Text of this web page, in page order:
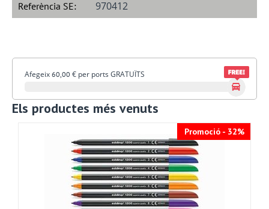
Referència SE: 970412
Afegeix 60,00 € per ports GRATUÏTS
Els productes més venuts
Promoció - 32%